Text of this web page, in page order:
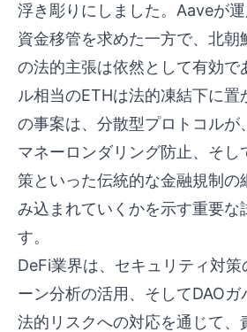
浮き彫りにしました。Aaveが
資金移管を求めた一方で、北朝
の法的主張は依然として有効で
ル相当のETHは法的凍結下に置
の事案は、分散型プロトコルが
マネーロンダリング防止、そし
策といった伝統的な金融規制の
み込まれていくかを示す重要な
す。
DeFi業界は、セキュリティ対策
ーン分析の活用、そしてDAOガ
法的リスクへの対応を通じて、